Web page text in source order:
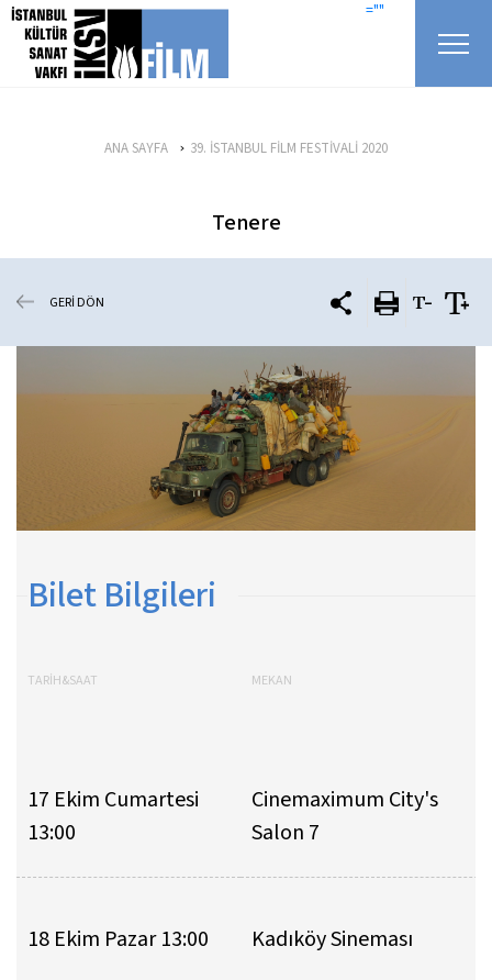
icerigi atla =""
ANA SAYFA 39. İSTANBUL FİLM FESTİVALİ 2020
Tenere
GERİ DÖN
Bilet Bilgileri
TARİH&SAAT MEKAN
17 Ekim Cumartesi
13:00
Cinemaximum City's
Salon 7
18 Ekim Pazar 13:00 Kadıköy Sineması